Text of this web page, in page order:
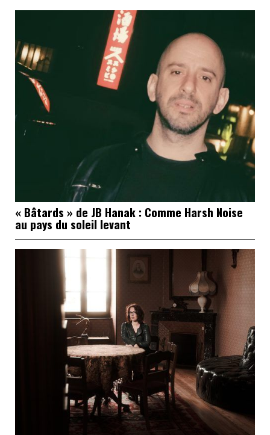
« Bâtards » de JB Hanak : Comme Harsh Noise
au pays du soleil levant